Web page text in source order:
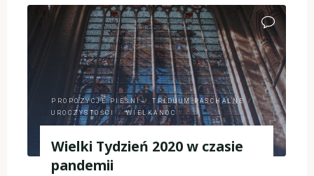
–
propozycje
pieśni"
PROPOZYCJE PIEŚNI / TRIDUUM PASCHALNE
/
UROCZYSTOŚCI
/ WIELKANOC
Wielki Tydzień 2020 w czasie
pandemii